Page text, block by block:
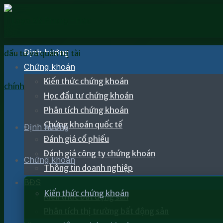
Định hướng
Chứng khoán
Kiến thức chứng khoán
Định hướng
Chứng khoán
Kiến thức chứng khoán
Học đầu tư chứng khoán
Phân tích chứng khoán
Chứng khoán quốc tế
Đánh giá cổ phiếu
Đánh giá công ty chứng khoán
Thông tin doanh nghiệp
BĐS
Kiến thức bất động sản